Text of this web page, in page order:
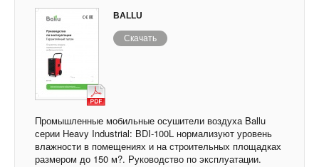
BALLU
Скачать
Промышленные мобильные осушители воздуха Ballu
серии Heavy Industrial: BDI-100L нормализуют уровень
влажности в помещениях и на строительных площадках
размером до 150 м?. Руководство по эксплуатации.